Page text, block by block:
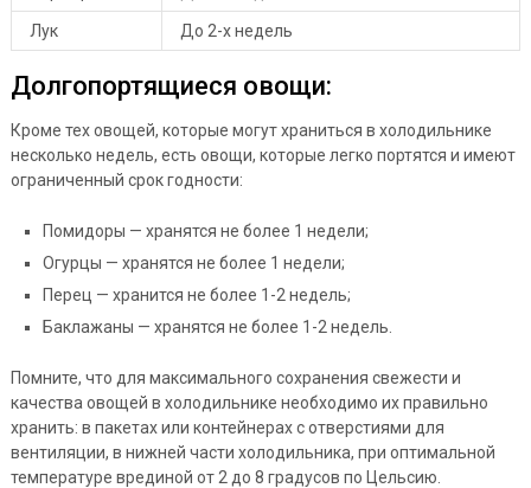
Лук До 2-х недель
Долгопортящиеся овощи:
Кроме тех овощей, которые могут храниться в холодильнике
несколько недель, есть овощи, которые легко портятся и имеют
ограниченный срок годности:
Помидоры — хранятся не более 1 недели;
Огурцы — хранятся не более 1 недели;
Перец — хранится не более 1-2 недель;
Баклажаны — хранятся не более 1-2 недель.
Помните, что для максимального сохранения свежести и
качества овощей в холодильнике необходимо их правильно
хранить: в пакетах или контейнерах с отверстиями для
вентиляции, в нижней части холодильника, при оптимальной
температуре врединой от 2 до 8 градусов по Цельсию.